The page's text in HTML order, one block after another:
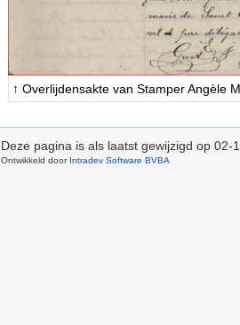
↑ Overlijdensakte van Stamper Angèle
Deze pagina is als laatst gewijzigd op 02-
Ontwikkeld door Intradev Software BVBA